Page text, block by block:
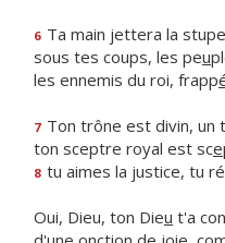
6 Ta main jettera la
sous tes coups, les peu
les ennemis du roi, frapp
7 Ton trône est divin, un
ton sceptre royal est sce
8 tu aimes la justice, tu
Oui, Dieu, ton Dieu t'a